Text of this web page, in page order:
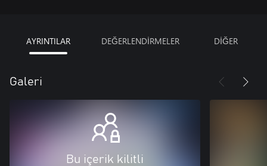
AYRINTILAR DEĞERLENDİRMELER DİĞER
Galeri
Bu içerik kilitli